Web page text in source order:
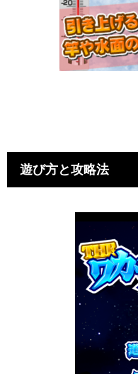
遊び方と攻略法